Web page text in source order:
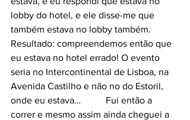
lobby do hotel, e ele disse-me que
também estava no lobby também.
Resultado: compreendemos então que
eu estava no hotel errado! O evento
seria no Intercontinental de Lisboa, na
Avenida Castilho e não no do Estoril,
onde eu estava… 	Fui então a
correr e mesmo assim ainda cheguei a